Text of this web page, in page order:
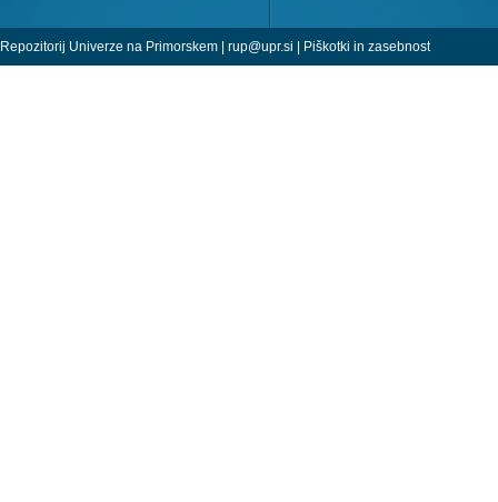
Repozitorij Univerze na Primorskem | rup@upr.si | Piškotki in zasebnost